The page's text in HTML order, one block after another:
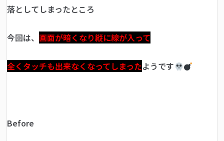
落としてしまったところ
今回は、画面が暗くなり縦に線が入って
全くタッチも出来なくなってしまったようです
Before